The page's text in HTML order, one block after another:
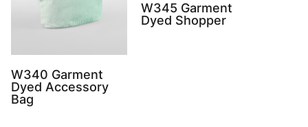
W340 Garment
Dyed Accessory
Bag
W345 Garment
Dyed Shopper